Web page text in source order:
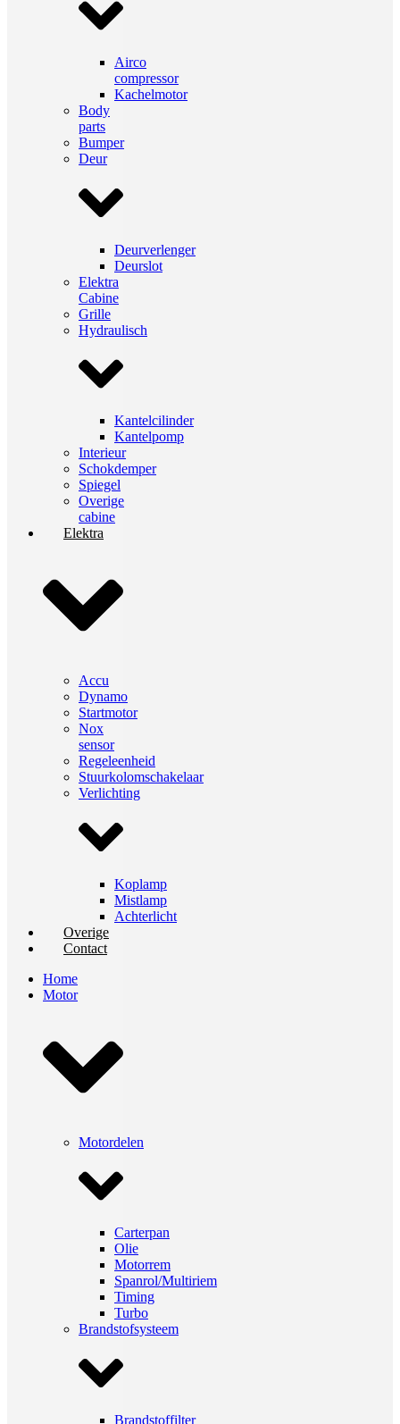
Airco
compressor
Kachelmotor
Body
parts
Bumper
Deur
Deurverlenger
Deurslot
Elektra
Cabine
Grille
Hydraulisch
Kantelcilinder
Kantelpomp
Interieur
Schokdemper
Spiegel
Overige
cabine
Elektra
Accu
Dynamo
Startmotor
Nox
sensor
Regeleenheid
Stuurkolomschakelaar
Verlichting
Koplamp
Mistlamp
Achterlicht
Overige
Contact
Home
Motor
Motordelen
Carterpan
Olie
Motorrem
Spanrol/Multiriem
Timing
Turbo
Brandstofsysteem
Brandstoffilter